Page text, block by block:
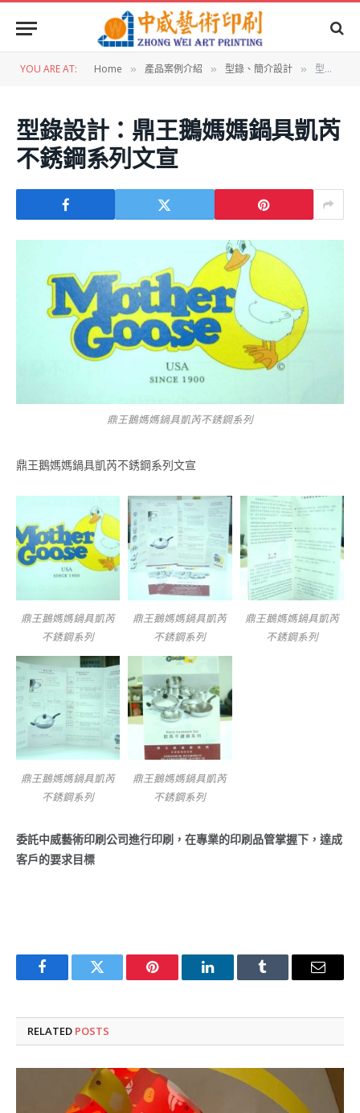
YOU ARE AT: Home » 產品案例介紹 » 型錄、簡介設計 » 型錄設計：鼎王鵝媽媽鍋具凱芮不銹鋼系列文宣
型錄設計：鼎王鵝媽媽鍋具凱芮
不銹鋼系列文宣
鼎王鵝媽媽鍋具凱芮不銹鋼系列
鼎王鵝媽媽鍋具凱芮不銹鋼系列文宣
鼎王鵝媽媽鍋具凱芮
不銹鋼系列
鼎王鵝媽媽鍋具凱芮
不銹鋼系列
鼎王鵝媽媽鍋具凱芮
不銹鋼系列
鼎王鵝媽媽鍋具凱芮
不銹鋼系列
鼎王鵝媽媽鍋具凱芮
不銹鋼系列
委託中威藝術印刷公司進行印刷，在專業的印刷品管掌握下，達成
客戶的要求目標
FacebookTwitter Pinterest LinkedInTumblr Email
RELATED POSTS